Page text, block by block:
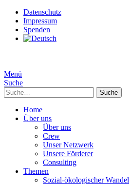
Datenschutz
Impressum
Spenden
Menü
Suche
Suche
Home
Über uns
Über uns
Crew
Unser Netzwerk
Unsere Förderer
Consulting
Themen
Sozial-ökologischer Wandel